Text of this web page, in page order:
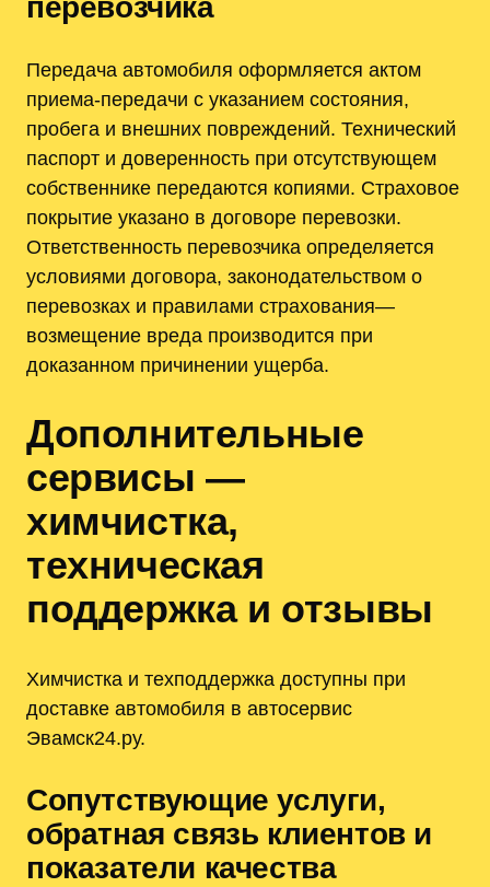
перевозчика
Передача автомобиля оформляется актом
приема-передачи с указанием состояния,
пробега и внешних повреждений. Технический
паспорт и доверенность при отсутствующем
собственнике передаются копиями. Страховое
покрытие указано в договоре перевозки.
Ответственность перевозчика определяется
условиями договора, законодательством о
перевозках и правилами страхования—
возмещение вреда производится при
доказанном причинении ущерба.
Дополнительные
сервисы —
химчистка,
техническая
поддержка и отзывы
Химчистка и техподдержка доступны при
доставке автомобиля в автосервис
Эвамск24.ру.
Сопутствующие услуги,
обратная связь клиентов и
показатели качества